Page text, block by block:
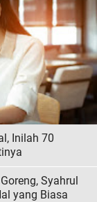
Inilah 70
Syahrul
yang Biasa